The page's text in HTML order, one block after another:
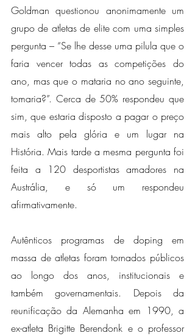
Goldman questionou anonimamente um
grupo de atletas de elite com uma simples
pergunta – “Se lhe desse uma pilula que o
faria vencer todas as competições do
ano, mas que o mataria no ano seguinte,
tomaria?”. Cerca de 50% respondeu que
sim, que estaria disposto a pagar o preço
mais alto pela glória e um lugar na
História. Mais tarde a mesma pergunta foi
feita a 120 desportistas amadores na
Austrália, e só um respondeu
afirmativamente.
Autênticos programas de doping em
massa de atletas foram tornados públicos
ao longo dos anos, institucionais e
também governamentais. Depois da
reunificação da Alemanha em 1990, a
ex-atleta Brigitte Berendonk e o professor